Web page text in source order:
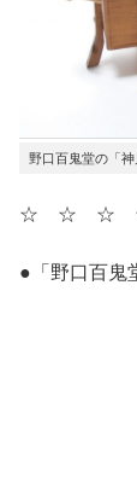
野口百鬼堂の「神
☆ ☆ ☆
●「野口百鬼